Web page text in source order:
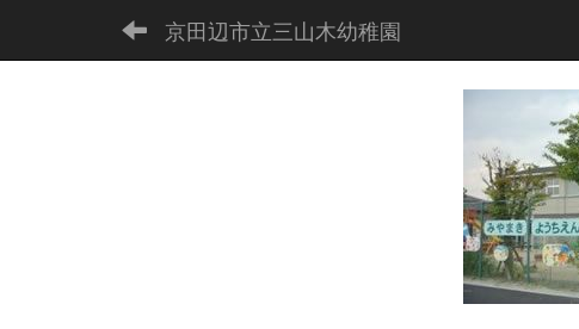
京田辺市立三山木幼稚園